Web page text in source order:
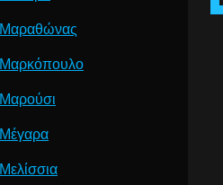
Μαραθώνας
Μαρκόπουλο
Μαρούσι
Μέγαρα
Μελίσσια